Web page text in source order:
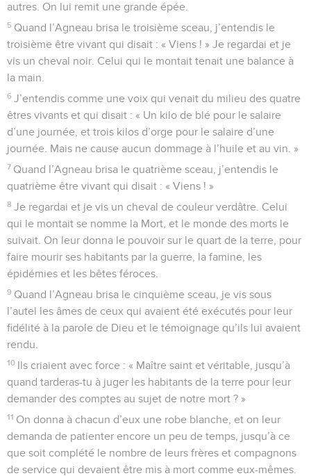
autres. On lui remit une grande épée.
5 Quand l’Agneau brisa le troisième sceau, j’entendis le
troisième être vivant qui disait : « Viens ! » Je regardai et je
vis un cheval noir. Celui qui le montait tenait une balance à
la main.
6 J’entendis comme une voix qui venait du milieu des quatre
êtres vivants et qui disait : « Un kilo de blé pour le salaire
d’une journée, et trois kilos d’orge pour le salaire d’une
journée. Mais ne cause aucun dommage à l’huile et au vin. »
7 Quand l’Agneau brisa le quatrième sceau, j’entendis le
quatrième être vivant qui disait : « Viens ! »
8 Je regardai et je vis un cheval de couleur verdâtre. Celui
qui le montait se nomme la Mort, et le monde des morts le
suivait. On leur donna le pouvoir sur le quart de la terre, pour
faire mourir ses habitants par la guerre, la famine, les
épidémies et les bêtes féroces.
9 Quand l’Agneau brisa le cinquième sceau, je vis sous
l’autel les âmes de ceux qui avaient été exécutés pour leur
fidélité à la parole de Dieu et le témoignage qu’ils lui avaient
rendu.
10 Ils criaient avec force : « Maître saint et véritable, jusqu’à
quand tarderas-tu à juger les habitants de la terre pour leur
demander des comptes au sujet de notre mort ? »
11 On donna à chacun d’eux une robe blanche, et on leur
demanda de patienter encore un peu de temps, jusqu’à ce
que soit complété le nombre de leurs frères et compagnons
de service qui devaient être mis à mort comme eux-mêmes.